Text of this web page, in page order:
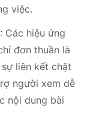
việc.
: Các hiệu ứng
đơn thuần là
liên kết chặt
người xem dễ
nội dung bài